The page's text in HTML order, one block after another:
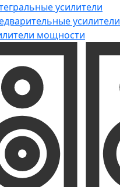
усилители
усилители
мощности